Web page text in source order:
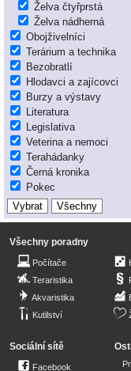
Želva čtyřprstá
Želva nádherná
Obojživelníci
Terárium a technika
Bezobratlí
Hlodavci a zajícovci
Burzy a výstavy
Literatura
Legislativa
Veterina a nemoci
Terahádanky
Černá kronika
Pokec
Všechny poradny
Počítače
Teraristika
Akvaristika
Kutilství
Sociální sítě
Facebook